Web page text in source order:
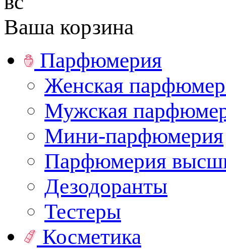
Ваша корзина
Парфюмерия
Женская
Мужская
Мини-парфюмерия
Парфюмерия
Дезодоранты
Тестеры
Косметика